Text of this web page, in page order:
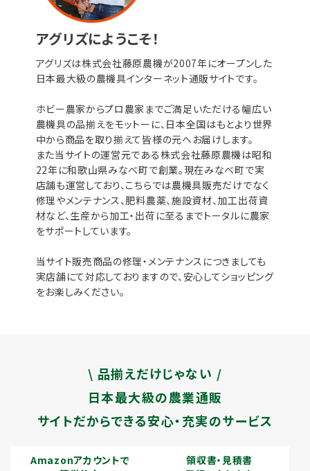
アグリズにようこそ！
アグリズは株式会社藤原農機が2007年にオープンした
日本最大級の農機具インターネット通販サイトです。
ホビー農家からプロ農家までご満足いただける幅広い
農機具の品揃えをモットーに、日本全国はもとより世界
中から商品を取り揃えて皆様の元へお届けします。
また当サイトの運営元である株式会社藤原農機は昭和
22年に和歌山県みなべ町で創業。現在みなべ町で実
店舗も運営しており、こちらでは農機具販売だけでなく
修理やメンテナンス、肥料農薬、施設資材、加工出荷資
材など、生産から加工・出荷に至るまでトータルに農家
をサポートしています。
当サイト販売商品の修理・メンテナンスにつきましても
実店舗にて対応しておりますので、安心してショッピング
をお楽しみください。
\ 品揃えだけじゃない /
日本最大級の農業通販
サイトだからできる安心・充実のサービス
Amazonアカウントで
領収書・見積書